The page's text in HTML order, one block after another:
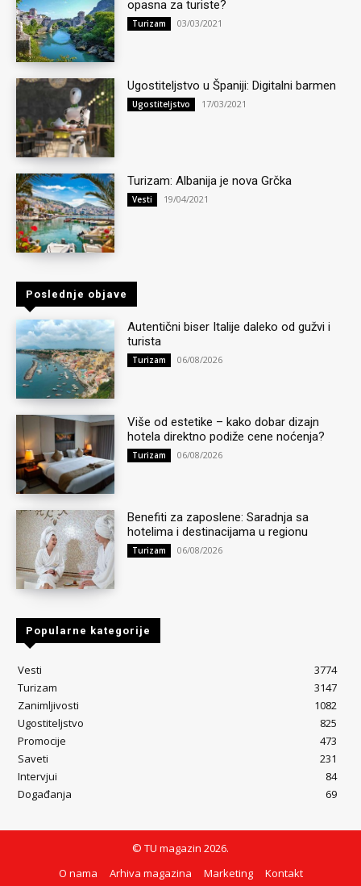
opasna za turiste?
Turizam 03/03/2021
Ugostiteljstvo u Španiji: Digitalni barmen
Ugostiteljstvo 17/03/2021
Turizam: Albanija je nova Grčka
Vesti 19/04/2021
Poslednje objave
Autentični biser Italije daleko od gužvi i
turista
Turizam 06/08/2026
Više od estetike – kako dobar dizajn
hotela direktno podiže cene noćenja?
Turizam 06/08/2026
Benefiti za zaposlene: Saradnja sa
hotelima i destinacijama u regionu
Turizam 06/08/2026
Popularne kategorije
Vesti
3774
Turizam
3147
Zanimljivosti
1082
Ugostiteljstvo
825
Promocije
473
Saveti
231
Intervjui
84
Događanja
69
© TU magazin 2026.
O nama
Arhiva magazina Marketing Kontakt